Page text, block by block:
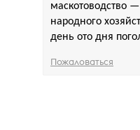
маскотоводство
народного
день ото дня
Пожаловаться